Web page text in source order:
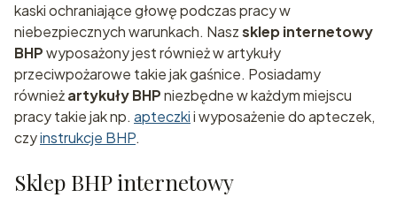
kaski ochraniające głowę podczas pracy w
niebezpiecznych warunkach. Naszsklep internetowy
BHPwyposażony jest również w artykuły
przeciwpożarowe takie jak gaśnice. Posiadamy
równieżartykuły BHPniezbędne w każdym miejscu
pracy takie jak np. apteczkii wyposażenie do apteczek,
czyinstrukcje BHP.
Sklep BHP internetowy